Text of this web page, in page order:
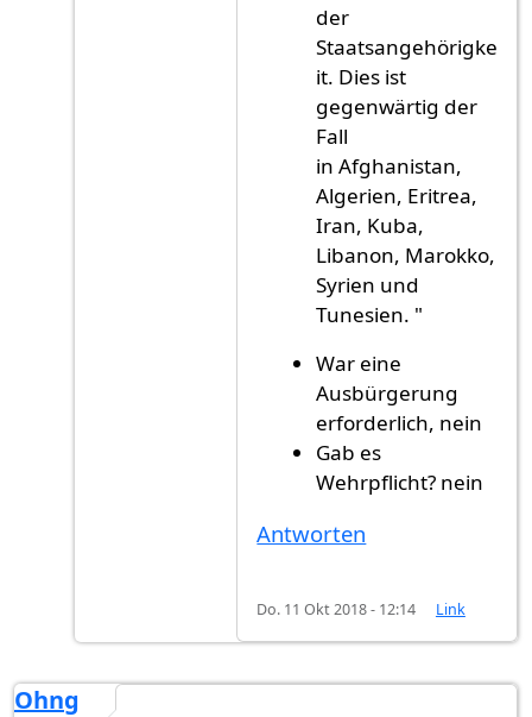
der
Staatsangehörigke
it. Dies ist
gegenwärtig der
Fall
in Afghanistan,
Algerien, Eritrea,
Iran, Kuba,
Libanon, Marokko,
Syrien und
Tunesien. "
War eine
Ausbürgerung
erforderlich, nein
Gab es
Wehrpflicht? nein
Antworten
Do. 11 Okt 2018 - 12:14 Link
Ohng